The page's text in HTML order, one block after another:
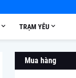
TRẠM YÊU
Mua hàng